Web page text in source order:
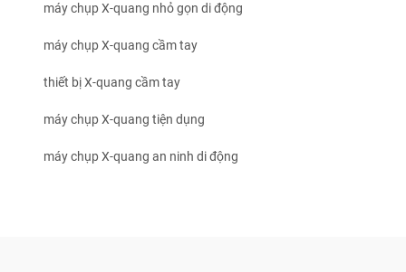
máy chụp X-quang nhỏ gọn di động
máy chụp X-quang cầm tay
thiết bị X-quang cầm tay
máy chụp X-quang tiện dụng
máy chụp X-quang an ninh di động